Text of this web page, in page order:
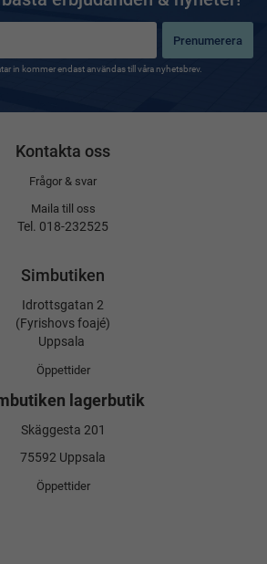
Prenumerera
in kommer endast användas till våra nyhetsbrev.
Kontakta oss
Frågor & svar
Maila till oss
Tel. 018-232525
Simbutiken
Idrottsgatan 2
(Fyrishovs foajé)
Uppsala
Öppettider
lagerbutik
Skäggesta 201
75592 Uppsala
Öppettider